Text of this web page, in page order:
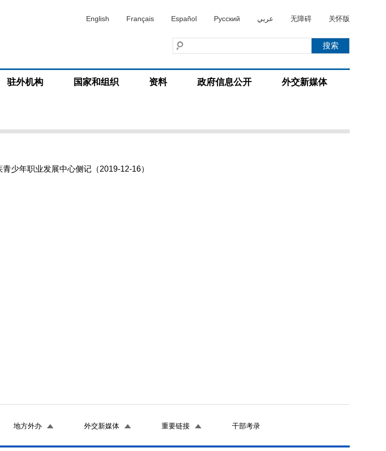
English Français Español Русский عربي 无障碍 关怀版
驻外机构 国家和组织 资料 政府信息公开 外交新媒体
少年职业发展中心侧记（2019-12-16）
地方外办 外交新媒体 重要链接 干部考录